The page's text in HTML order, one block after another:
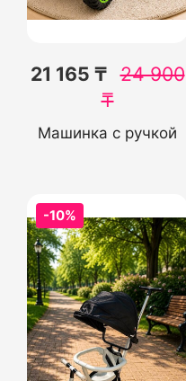
21 165 ₸ 24 900
₸
Машинка с ручкой
-10%